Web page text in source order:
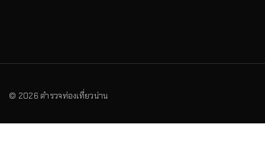
© 2026 ตำรวจท่องเที่ยวน่าน